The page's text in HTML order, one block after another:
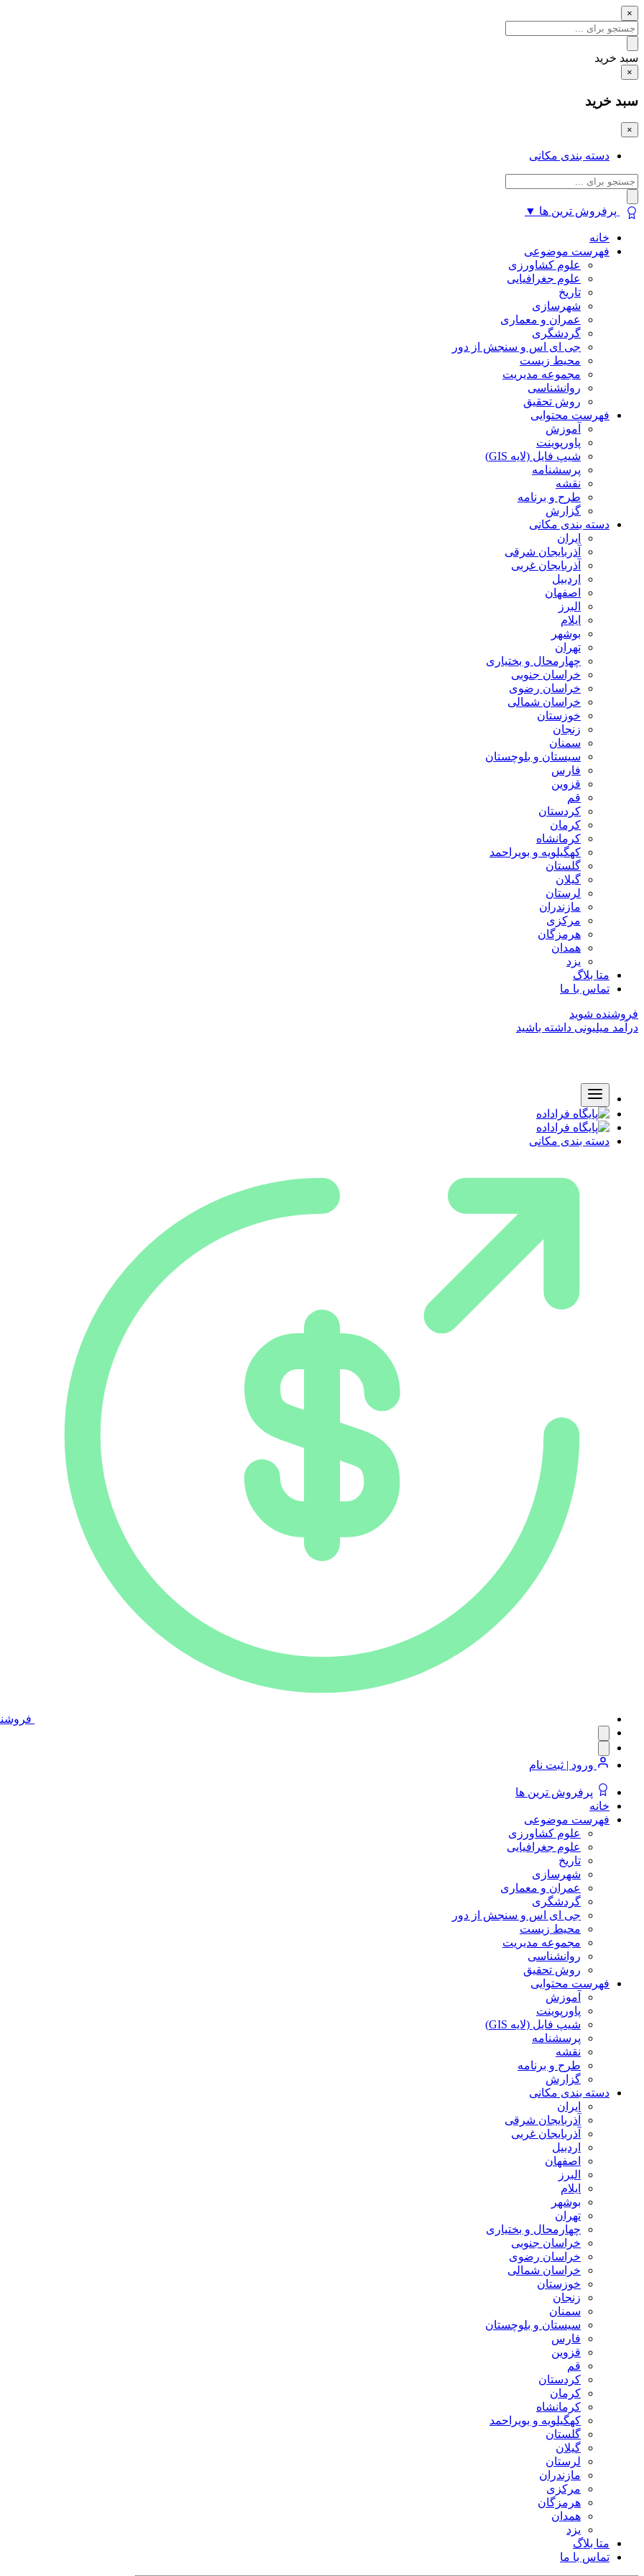
×
سبد خرید
×
سبد خرید
×
دسته بندی مکانی
پرفروش ترین ها ▼
خانه
فهرست موضوعی
علوم کشاورزی
علوم جغرافیایی
تاریخ
شهرسازی
عمران و معماری
گردشگری
جی ای اس و سنجش از دور
محیط زیست
مجموعه مدیریت
روانشناسی
روش تحقیق
فهرست محتوایی
آموزش
پاورپوینت
شیپ فایل (لایه GIS)
پرسشنامه
نقشه
طرح و برنامه
گزارش
دسته بندی مکانی
ایران
آذربایجان شرقی
آذربایجان غربی
اردبیل
اصفهان
البرز
ایلام
بوشهر
تهران
چهارمحال و بختیاری
خراسان جنوبی
خراسان رضوی
خراسان شمالی
خوزستان
زنجان
سمنان
سیستان و بلوچستان
فارس
قزوین
قم
کردستان
کرمان
کرمانشاه
کهگیلویه و بویراحمد
گلستان
گیلان
لرستان
مازندران
مرکزی
هرمزگان
همدان
یزد
متا بلاگ
تماس با ما
فروشنده شوید
درآمد میلیونی داشته باشید
دسته بندی مکانی
ورود | ثبت نام
پرفروش ترین ها
خانه
فهرست موضوعی
علوم کشاورزی
علوم جغرافیایی
تاریخ
شهرسازی
عمران و معماری
گردشگری
جی ای اس و سنجش از دور
محیط زیست
مجموعه مدیریت
روانشناسی
روش تحقیق
فهرست محتوایی
آموزش
پاورپوینت
شیپ فایل (لایه GIS)
پرسشنامه
نقشه
طرح و برنامه
گزارش
دسته بندی مکانی
ایران
آذربایجان شرقی
آذربایجان غربی
اردبیل
اصفهان
البرز
ایلام
بوشهر
تهران
چهارمحال و بختیاری
خراسان جنوبی
خراسان رضوی
خراسان شمالی
خوزستان
زنجان
سمنان
سیستان و بلوچستان
فارس
قزوین
قم
کردستان
کرمان
کرمانشاه
کهگیلویه و بویراحمد
گلستان
گیلان
لرستان
مازندران
مرکزی
هرمزگان
همدان
یزد
متا بلاگ
تماس با ما